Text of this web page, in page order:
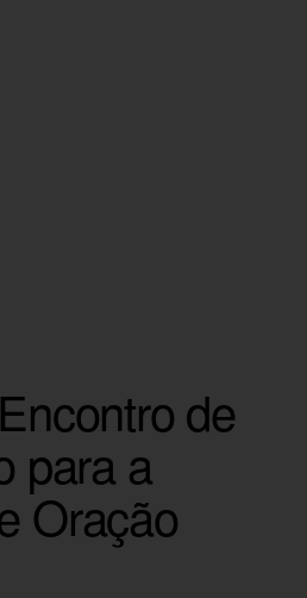
de
para a
Oração